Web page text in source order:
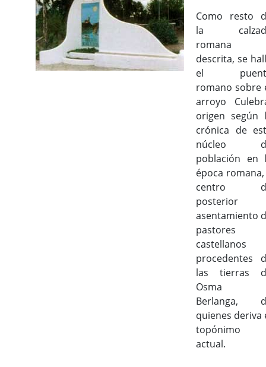
Como resto
la
romana
descrita, se
el
romano sobre
arroyo
origen según
crónica de
núcleo
población en
época
centro
posterior
asentamiento
pastores
castellanos
procedentes
las tierras
Osma
Berlanga,
quienes deriva
topónimo
actual.